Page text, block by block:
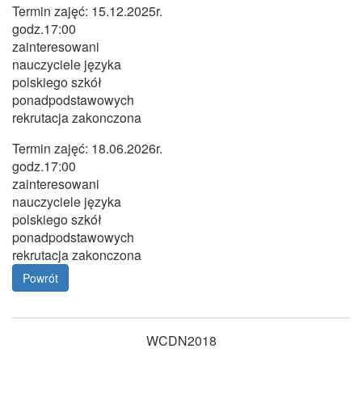
Termin zajęć: 15.12.2025r.
godz.17:00
zainteresowani
nauczyciele języka
polskiego szkół
ponadpodstawowych
rekrutacja zakonczona
Termin zajęć: 18.06.2026r.
godz.17:00
zainteresowani
nauczyciele języka
polskiego szkół
ponadpodstawowych
rekrutacja zakonczona
Powrót
WCDN2018